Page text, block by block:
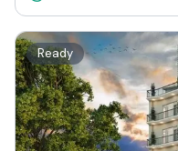
Ready